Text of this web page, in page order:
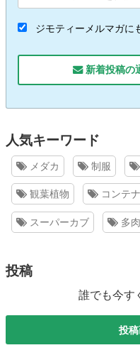
ジモティーメルマガに
新着投稿の
人気キーワード
メダカ 制服
観葉植物 コンテ
スーパーカブ 多
投稿
誰でも今す
投